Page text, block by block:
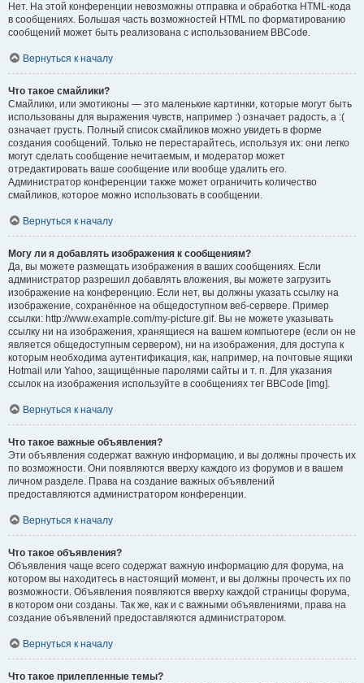
Нет. На этой конференции невозможны отправка и обработка HTML-кода
в сообщениях. Большая часть возможностей HTML по форматированию
сообщений может быть реализована с использованием BBCode.
Вернуться к началу
Что такое смайлики?
Смайлики, или эмотиконы — это маленькие картинки, которые могут быть
использованы для выражения чувств, например :) означает радость, а :(
означает грусть. Полный список смайликов можно увидеть в форме
создания сообщений. Только не перестарайтесь, используя их: они легко
могут сделать сообщение нечитаемым, и модератор может
отредактировать ваше сообщение или вообще удалить его.
Администратор конференции также может ограничить количество
смайликов, которое можно использовать в сообщении.
Вернуться к началу
Могу ли я добавлять изображения к сообщениям?
Да, вы можете размещать изображения в ваших сообщениях. Если
администратор разрешил добавлять вложения, вы можете загрузить
изображение на конференцию. Если нет, вы должны указать ссылку на
изображение, сохранённое на общедоступном веб-сервере. Пример
ссылки: http://www.example.com/my-picture.gif. Вы не можете указывать
ссылку ни на изображения, хранящиеся на вашем компьютере (если он не
является общедоступным сервером), ни на изображения, для доступа к
которым необходима аутентификация, как, например, на почтовые ящики
Hotmail или Yahoo, защищённые паролями сайты и т. п. Для указания
ссылок на изображения используйте в сообщениях тег BBCode [img].
Вернуться к началу
Что такое важные объявления?
Эти объявления содержат важную информацию, и вы должны прочесть их
по возможности. Они появляются вверху каждого из форумов и в вашем
личном разделе. Права на создание важных объявлений
предоставляются администратором конференции.
Вернуться к началу
Что такое объявления?
Объявления чаще всего содержат важную информацию для форума, на
котором вы находитесь в настоящий момент, и вы должны прочесть их по
возможности. Объявления появляются вверху каждой страницы форума,
в котором они созданы. Так же, как и с важными объявлениями, права на
создание объявлений предоставляются администратором.
Вернуться к началу
Что такое прилепленные темы?